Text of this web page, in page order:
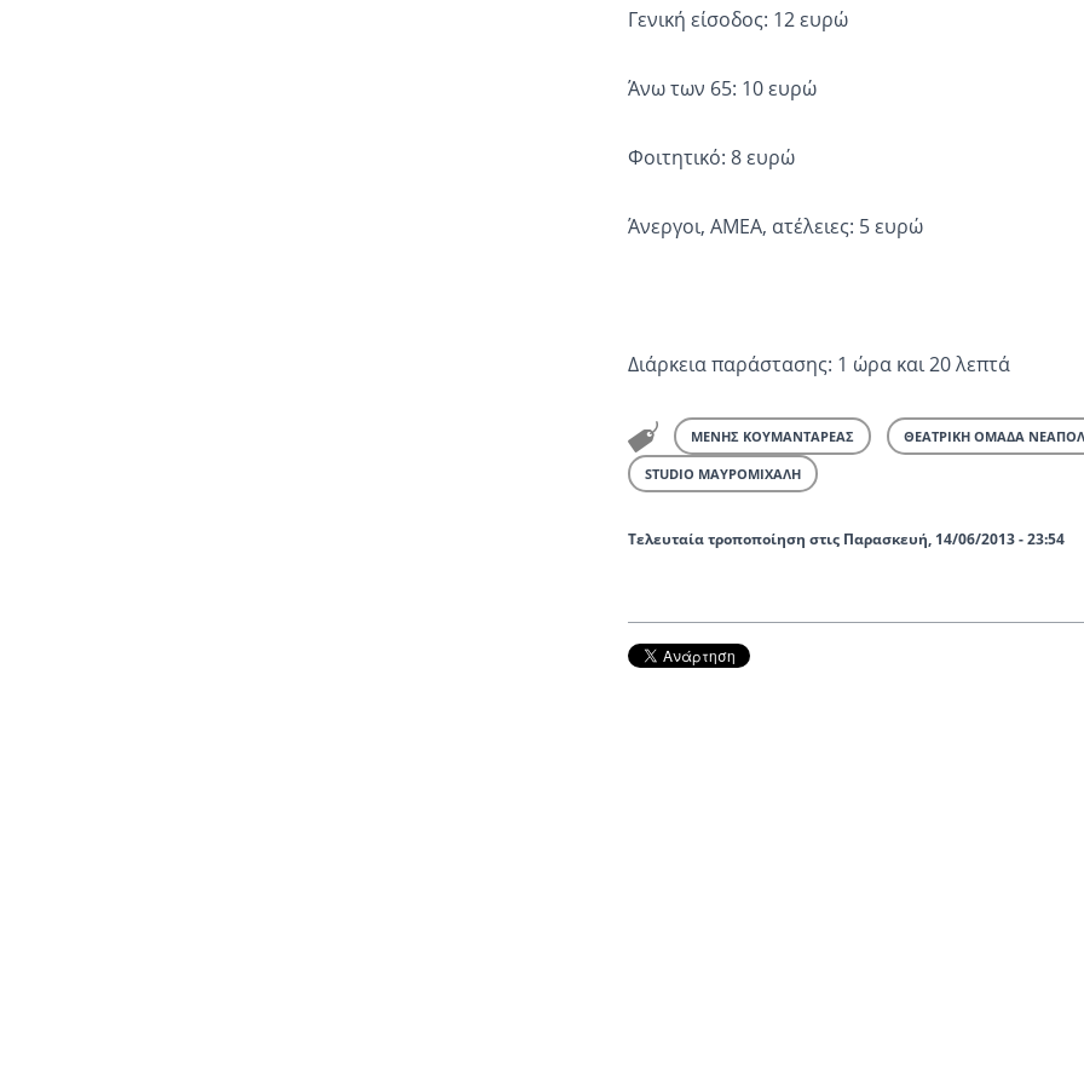
Γενική είσοδος: 12 ευρώ
Άνω των 65: 10 ευρώ
Φοιτητικό: 8 ευρώ
Άνεργοι, ΑΜΕΑ, ατέλειες: 5 ευρώ
Διάρκεια παράστασης: 1 ώρα και 20 λεπτά
ΜΕΝΗΣ ΚΟΥΜΑΝΤΑΡΕΑΣ ΘΕΑΤΡΙΚΗ ΟΜΑΔΑ
STUDIO ΜΑΥΡΟΜΙΧΑΛΗ
Τελευταία τροποποίηση στις Παρασκευή, 14/06/2013 - 23:54